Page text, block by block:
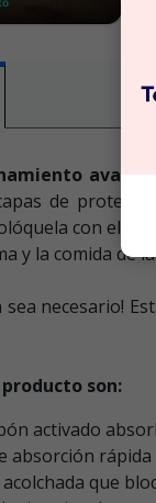
de
con el
y la comida de
sea necesario!
son:
activado
absorción
que